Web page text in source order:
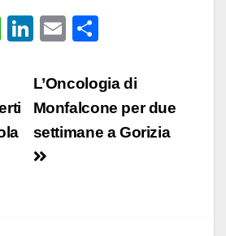
W
s
A
Li
k
e
dI
n
E
ail n
di
vi
L’Oncologia di
Monfalcone per due
settimane a Gorizia